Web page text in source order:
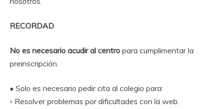
RECORDAD
No es necesario acudir al centro para cumplimentar la
preinscripción.
• Solo es necesario pedir cita al colegio para:
◦ Resolver problemas por dificultades con la web.